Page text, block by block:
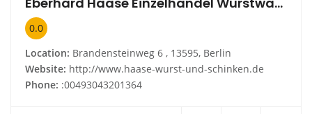
0.0
Location: Brandensteinweg 6 , 13595, Berlin
Website: http://www.haase-wurst-und-schinken.de
Phone: :00493043201364